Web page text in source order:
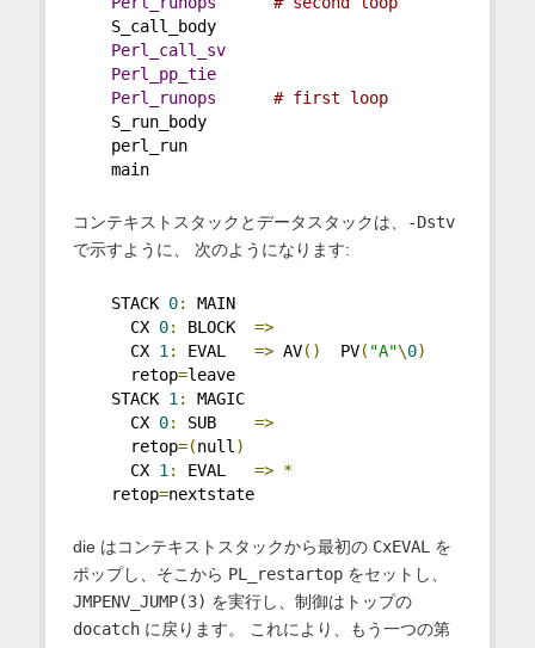
S_call_body
Perl_call_sv
Perl_pp_tie
Perl_runops
# first loop
S_run_body
perl_run
main
コンテキストスタックとデータスタックは、
-Dstv
で示すように、 次のようになります:
STACK 0:
MAIN
CX 0: BLOCK =>
CX 1 : EVAL => AV() PV( "A"\0)
retop=leave
STACK 1 :
MAGIC
CX 0: SUB =>
retop=(null )
CX 1 : EVAL => *
retop=nextstate
die はコンテキストスタックから最初の CxEVALを
ポップし、そこから PL_restartopをセットし、
JMPENV_JUMP(3) を実行し、制御はトップの
docatchに戻ります。 これにより、もう一つの第